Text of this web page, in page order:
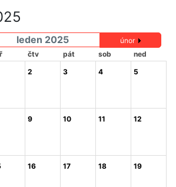
leden 2025
únor
čtv pát sob
ned
2 3 4 5
9 10 11 12
16 17 18 19